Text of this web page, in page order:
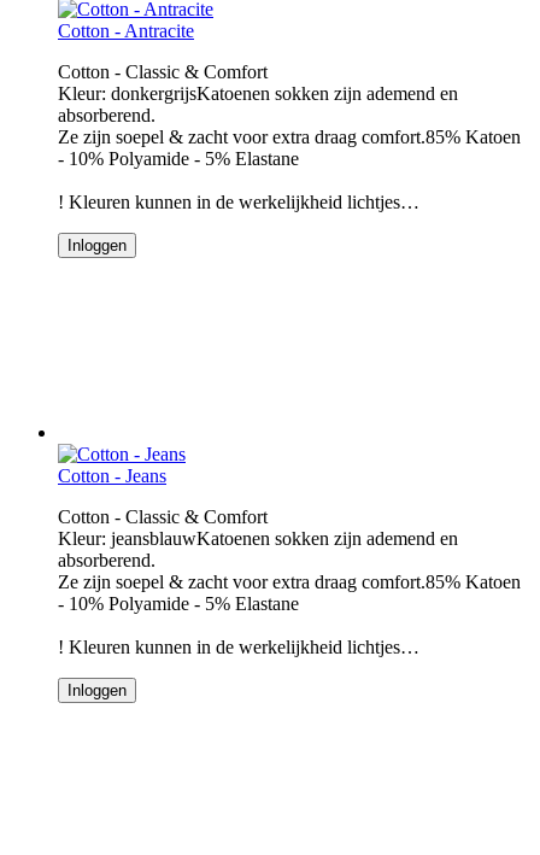
Cotton - Antracite
Cotton - Classic & Comfort
Kleur: donkergrijsKatoenen sokken zijn ademend en
absorberend.
Ze zijn soepel & zacht voor extra draag comfort.85% Katoen
- 10% Polyamide - 5% Elastane
! Kleuren kunnen in de werkelijkheid lichtjes…
Inloggen
Cotton - Jeans
Cotton - Classic & Comfort
Kleur: jeansblauwKatoenen sokken zijn ademend en
absorberend.
Ze zijn soepel & zacht voor extra draag comfort.85% Katoen
- 10% Polyamide - 5% Elastane
! Kleuren kunnen in de werkelijkheid lichtjes…
Inloggen